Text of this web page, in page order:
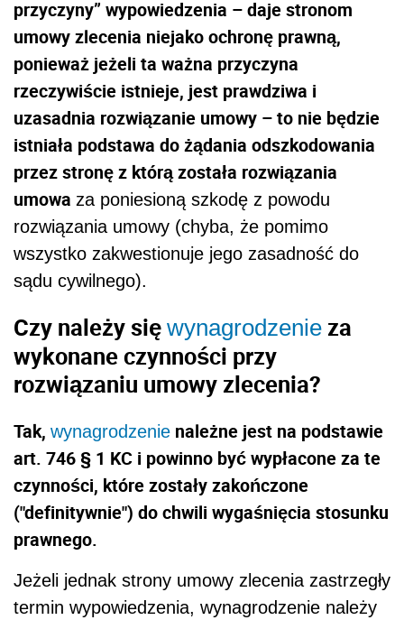
przyczyny” wypowiedzenia – daje stronom
umowy zlecenia niejako ochronę prawną,
ponieważ jeżeli ta ważna przyczyna
rzeczywiście istnieje, jest prawdziwa i
uzasadnia rozwiązanie umowy – to nie będzie
istniała podstawa do żądania odszkodowania
przez stronę z którą została rozwiązania
umowa za poniesioną szkodę z powodu
rozwiązania umowy (chyba, że pomimo
wszystko zakwestionuje jego zasadność do
sądu cywilnego).
Czy należy się wynagrodzenie za
wykonane czynności przy
rozwiązaniu umowy zlecenia?
Tak, wynagrodzenie należne jest na podstawie
art. 746 § 1 KC i powinno być wypłacone za te
czynności, które zostały zakończone
("definitywnie") do chwili wygaśnięcia stosunku
prawnego.
Jeżeli jednak strony umowy zlecenia zastrzegły
termin wypowiedzenia, wynagrodzenie należy